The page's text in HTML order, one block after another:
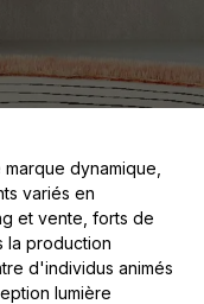
marque dynamique,
variés en
et vente, forts de
la production
d'individus animés
lumière